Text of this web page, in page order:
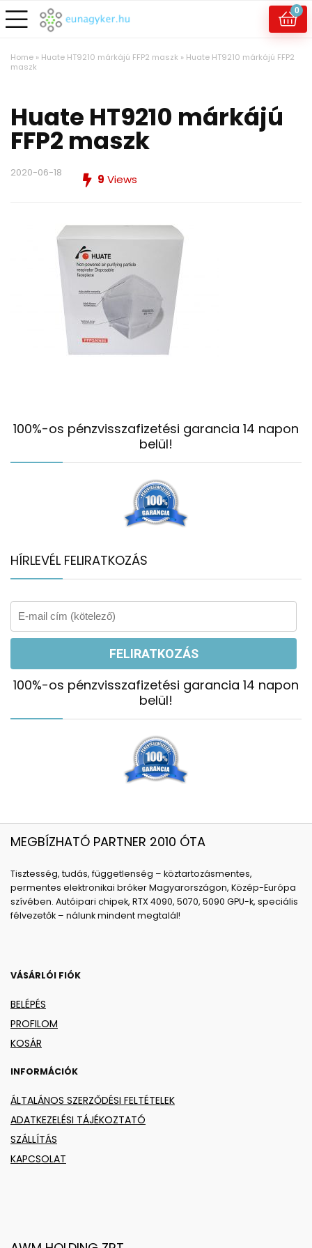
0
Home » Huate HT9210 márkájú FFP2 maszk » Huate HT9210 márkájú FFP2
maszk
Huate HT9210 márkájú
FFP2 maszk
2020-06-18 9 Views
100%-os pénzvisszafizetési garancia 14 napon
belül!
HÍRLEVÉL FELIRATKOZÁS
100%-os pénzvisszafizetési garancia 14 napon
belül!
MEGBÍZHATÓ PARTNER 2010 ÓTA
Tisztesség, tudás, függetlenség – köztartozásmentes,
permentes elektronikai bróker Magyarországon, Közép-Európa
szívében. Autóipari chipek, RTX 4090, 5070, 5090 GPU-k, speciális
félvezetők – nálunk mindent megtalál!
VÁSÁRLÓI FIÓK
BELÉPÉS
PROFILOM
KOSÁR
INFORMÁCIÓK
ÁLTALÁNOS SZERZŐDÉSI FELTÉTELEK
ADATKEZELÉSI TÁJÉKOZTATÓ
SZÁLLÍTÁS
KAPCSOLAT